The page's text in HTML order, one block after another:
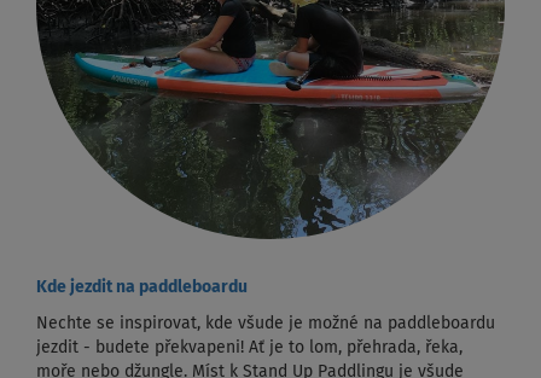
Kde jezdit na paddleboardu
Nechte se inspirovat, kde všude je možné na paddleboardu
jezdit - budete překvapeni! Ať je to lom, přehrada, řeka,
moře nebo džungle. Míst k Stand Up Paddlingu je všude